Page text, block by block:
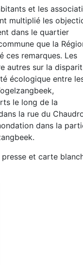
et les
multiplié les
dans le quartier
que la
ces remarques. Les
autres sur la
écologique entre
le long de la
la rue du
dans la
et carte